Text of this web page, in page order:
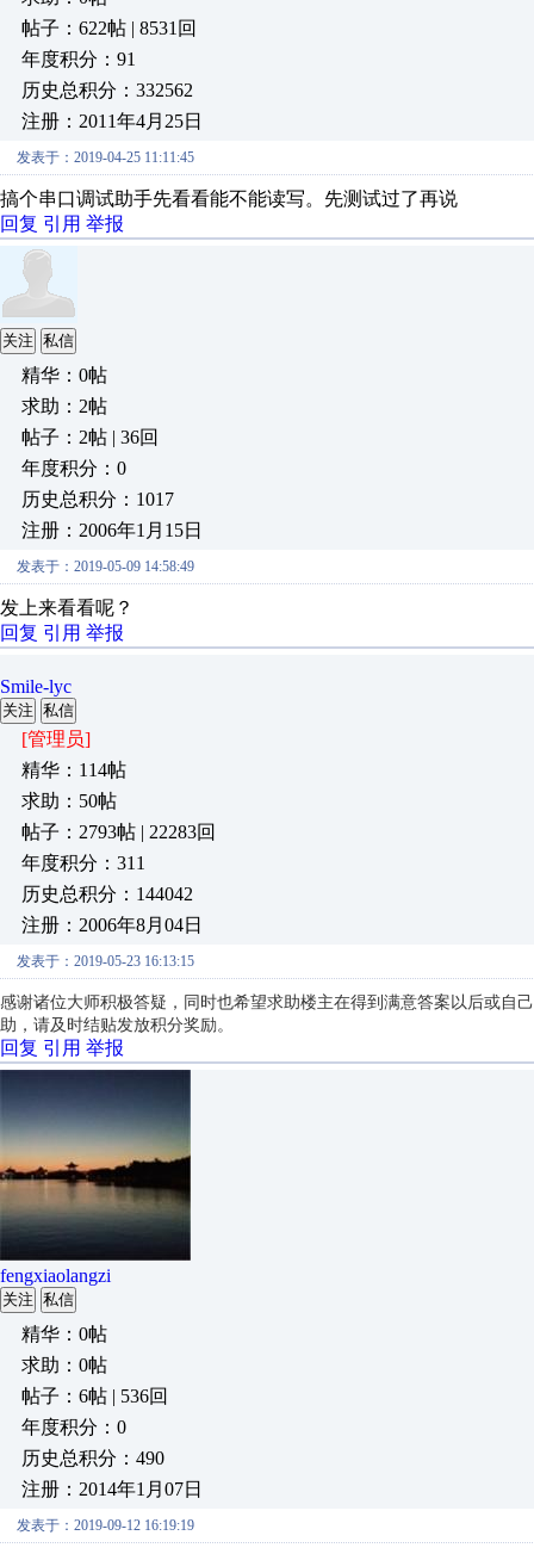
帖子：622帖 | 8531回
年度积分：91
历史总积分：332562
注册：2011年4月25日
发表于：2019-04-25 11:11:45
搞个串口调试助手先看看能不能读写。先测试过了再说
回复 引用 举报
关注 私信
精华：0帖
求助：2帖
帖子：2帖 | 36回
年度积分：0
历史总积分：1017
注册：2006年1月15日
发表于：2019-05-09 14:58:49
发上来看看呢？
回复 引用 举报
Smile-lyc
关注 私信
[管理员]
精华：114帖
求助：50帖
帖子：2793帖 | 22283回
年度积分：311
历史总积分：144042
注册：2006年8月04日
发表于：2019-05-23 16:13:15
感谢诸位大师积极答疑，同时也希望求助楼主在得到满意答案以后或自
助，请及时结贴发放积分奖励。
回复 引用 举报
fengxiaolangzi
关注 私信
精华：0帖
求助：0帖
帖子：6帖 | 536回
年度积分：0
历史总积分：490
注册：2014年1月07日
发表于：2019-09-12 16:19:19